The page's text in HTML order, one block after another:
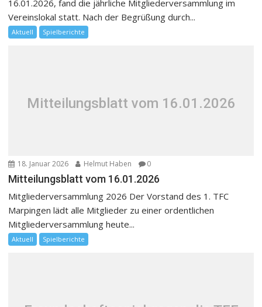
16.01.2026, fand die jährliche Mitgliederversammlung im
Vereinslokal statt. Nach der Begrüßung durch...
Aktuell Spielberichte
Mitteilungsblatt vom 16.01.2026
18. Januar 2026 Helmut Haben 0
Mitteilungsblatt vom 16.01.2026
Mitgliederversammlung 2026 Der Vorstand des 1. TFC
Marpingen lädt alle Mitglieder zu einer ordentlichen
Mitgliederversammlung heute...
Aktuell Spielberichte